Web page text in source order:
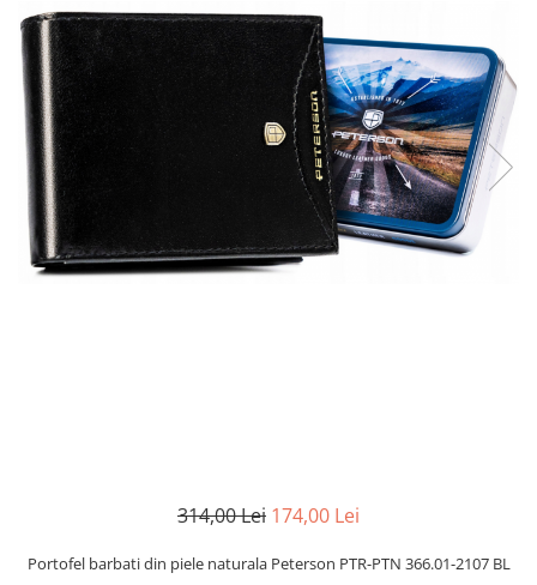
314,00 Lei 174,00 Lei
Portofel barbati din piele naturala Peterson PTR-PTN 366.01-2107 BL